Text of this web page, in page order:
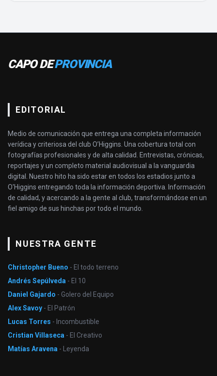
CAPO DEPROVINCIA
EDITORIAL
Medio de comunicación que entrega una completa información
verídica y criteriosa del club O’Higgins. Una cobertura total con
fotografías profesionales y de alta calidad. Entrevistas, crónicas,
reportajes y un completo material audiovisual a la vanguardia
digital. Nuestro hito ha sido estar en todos los estadios junto a
O'Higgins entregando toda la información deportiva. Información
de calidad, y acercando a la gente al club, transformándose en un
fiel amigo de sus hinchas por todo el mundo.
NUESTRA GENTE
Christopher Bueno - El todo terreno
Andrés Sepúlveda - El 10
Daniel Gajardo - Golero del Equipo
Alex Savoy - El Patrón
Lucas Torres - Incombustible
Cristian Villaseca - El Creativo
Matías Aravena - Leyenda